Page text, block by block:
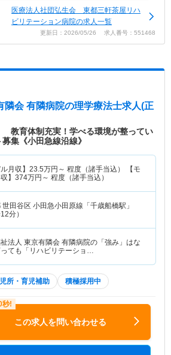
医療法人社団弘生会 東都三軒茶屋リハ
ビリテーション病院の求人一覧
更新日：2026/05/26 求人番号：551468
隣会 有隣病院の理学療法士求人(正
教育体制充実！学べる環境が整ってい
集《小田急線沿線》
月収】 23.5万円～ 程度（諸手当込） 【モ
】 374万円～ 程度（諸手当込）
世田谷区 小田急小田原線「千歳船橋駅」
分）
法人 東京有隣会 有隣病院の「強み」はな
ても「リハビリテーショ…
所・育児補助 積極採用中
この求人を問い合わせる